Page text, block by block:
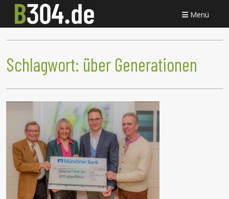
Menü
Schlagwort: über Generationen